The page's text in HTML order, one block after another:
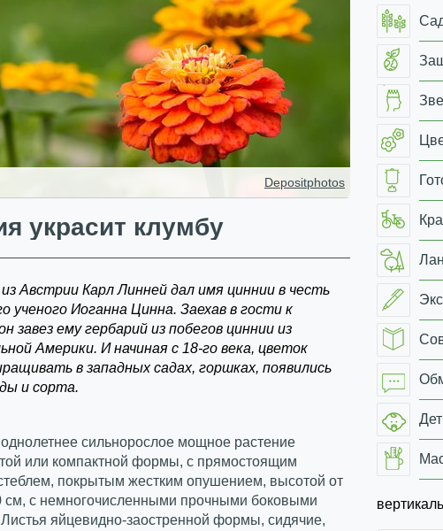
Depositphotos
украсит клумбу
Австрии Карл Линней дал имя циннии в честь
ученого Иоганна Цинна. Заехав в гости к
завез ему гербарий из побегов циннии из
Америки. И начиная с 18-го века, цветок
в западных садах, горшках, появились
и сорта.
сильнорослое мощное растение
или компактной формы, с прямостоящим
покрытым жестким опушением, высотой от
см, с немногочисленными прочными боковыми
яйцевидно-заостренной формы, сидячие,